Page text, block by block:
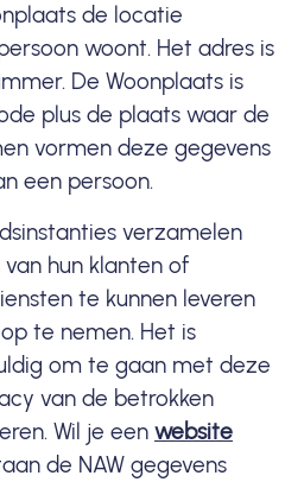
de locatie
woont. Het adres is
De Woonplaats is
plus de plaats waar de
vormen deze gegevens
een persoon.
verzamelen
van hun klanten of
te kunnen leveren
te nemen. Het is
om te gaan met deze
van de betrokken
Wil je een website
de NAW gegevens